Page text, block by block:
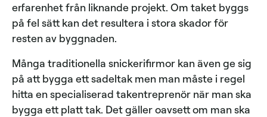
erfarenhet från liknande projekt. Om taket byggs
på fel sätt kan det resultera i stora skador för
resten av byggnaden.
Många traditionella snickerifirmor kan även ge sig
på att bygga ett sadeltak men man måste i regel
hitta en specialiserad takentreprenör när man ska
bygga ett platt tak. Det gäller oavsett om man ska